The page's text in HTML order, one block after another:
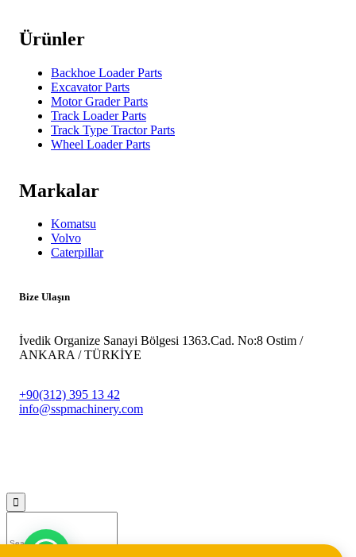
Ürünler
Backhoe Loader Parts
Excavator Parts
Motor Grader Parts
Track Loader Parts
Track Type Tractor Parts
Wheel Loader Parts
Markalar
Komatsu
Volvo
Caterpillar
Bize Ulaşın
İvedik Organize Sanayi Bölgesi 1363.Cad. No:8 Ostim /
ANKARA / TÜRKİYE
+90(312) 395 13 42
info@sspmachinery.com
